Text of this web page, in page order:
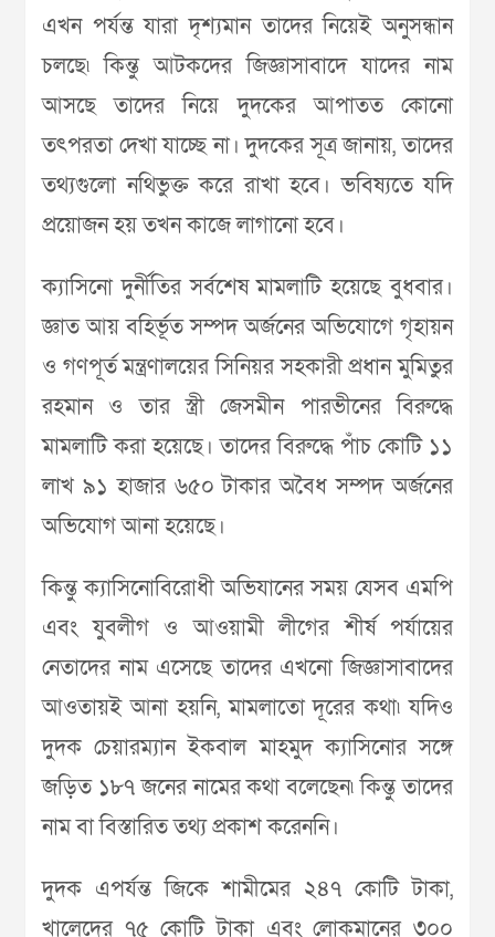
এখন পর্যন্ত যারা দৃশ্যমান তাদের নিয়েই অনুসন্ধান
চলছে৷ কিন্তু আটকদের জিজ্ঞাসাবাদে যাদের নাম
আসছে তাদের নিয়ে দুদকের আপাতত কোনো
তৎপরতা দেখা যাচ্ছে না। দুদকের সূত্র জানায়, তাদের
তথ্যগুলো নথিভুক্ত করে রাখা হবে। ভবিষ্যতে যদি
প্রয়োজন হয় তখন কাজে লাগানো হবে।
ক্যাসিনো দুর্নীতির সর্বশেষ মামলাটি হয়েছে বুধবার।
জ্ঞাত আয় বহির্ভূত সম্পদ অর্জনের অভিযোগে গৃহায়ন
ও গণপূর্ত মন্ত্রণালয়ের সিনিয়র সহকারী প্রধান মুমিতুর
রহমান ও তার স্ত্রী জেসমীন পারভীনের বিরুদ্ধে
মামলাটি করা হয়েছে। তাদের বিরুদ্ধে পাঁচ কোটি ১১
লাখ ৯১ হাজার ৬৫০ টাকার অবৈধ সম্পদ অর্জনের
অভিযোগ আনা হয়েছে।
কিন্তু ক্যাসিনোবিরোধী অভিযানের সময় যেসব এমপি
এবং যুবলীগ ও আওয়ামী লীগের শীর্ষ পর্যায়ের
নেতাদের নাম এসেছে তাদের এখনো জিজ্ঞাসাবাদের
আওতায়ই আনা হয়নি, মামলাতো দূরের কথা৷ যদিও
দুদক চেয়ারম্যান ইকবাল মাহমুদ ক্যাসিনোর সঙ্গে
জড়িত ১৮৭ জনের নামের কথা বলেছেন৷ কিন্তু তাদের
নাম বা বিস্তারিত তথ্য প্রকাশ করেননি।
দুদক এপর্যন্ত জিকে শামীমের ২৪৭ কোটি টাকা,
খালেদের ৭৫ কোটি টাকা এবং লোকমানের ৩০০